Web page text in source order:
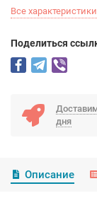
Все характеристики
Поделиться
дня
Описание